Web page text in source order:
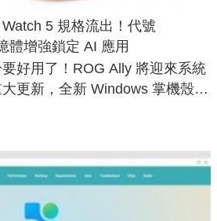
5 規格流出！代號
體增強鎖定 AI 應用
好用了！ROG Ally 將迎來系統
更新，全新 Windows 掌機殼模